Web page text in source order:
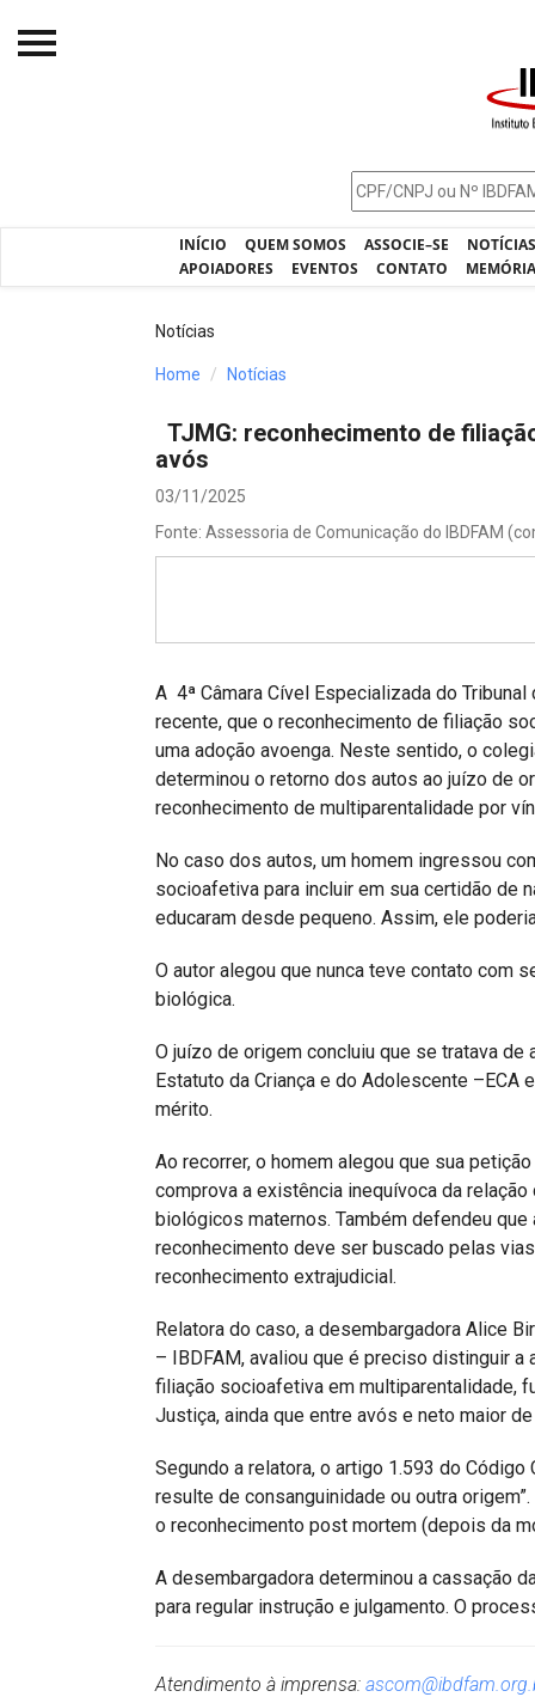
INÍCIO QUEM SOMOS ASSOCIE–SE
APOIADORES
EVENTOS CONTATO
Processos - IBDFAM
Projetos do IBDFAM
Alienação Parental
Notícias
Home Notícias
TJMG: reconhecimento de
avós
03/11/2025
Fonte: Assessoria de Comunicação do IBDFAM
A 4ª Câmara Cível Especializada do
recente, que o reconhecimento de filiação
uma adoção avoenga. Neste sentido, o
determinou o retorno dos autos ao juízo de
reconhecimento de multiparentalidade por
No caso dos autos, um homem ingressou
socioafetiva para incluir em sua certidão de
educaram desde pequeno. Assim, ele
O autor alegou que nunca teve contato com
biológica.
O juízo de origem concluiu que se tratava
Estatuto da Criança e do Adolescente
mérito.
Ao recorrer, o homem alegou que sua
comprova a existência inequívoca da
biológicos maternos. Também defendeu
reconhecimento deve ser buscado pelas
reconhecimento extrajudicial.
Relatora do caso, a desembargadora Alice
– IBDFAM, avaliou que é preciso distinguir
filiação socioafetiva em multiparentalidade,
Justiça, ainda que entre avós e neto maior
Segundo a relatora, o artigo 1.593 do
resulte de consanguinidade ou outra
o reconhecimento post mortem (depois da
A desembargadora determinou a cassação
para regular instrução e julgamento. O
Atendimento à imprensa: